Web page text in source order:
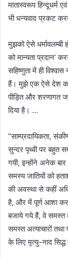
मातास्वरूप हिन्दूधर्म
भी धन्यवाद प्रकट
मुझको ऐसे धर्मावलम्बी
को मान्यता प्रदान’
सहिष्णुता में ही
हैं। मुझे एक ऐसे देश का
पीड़ित और शरणागत
दिया है। …
“साम्प्रदायिकता,
सुन्दर पृथ्वी पर बहुत
गयी, इन्होंने अनेक
समस्य जातियों को
की अवस्था से कहीं
है, और में पूर्ण आशा
बजाये गये हैं, वे समस्त
समस्त अत्याचारों
के लिए मृत्यु-नाद सिद्ध